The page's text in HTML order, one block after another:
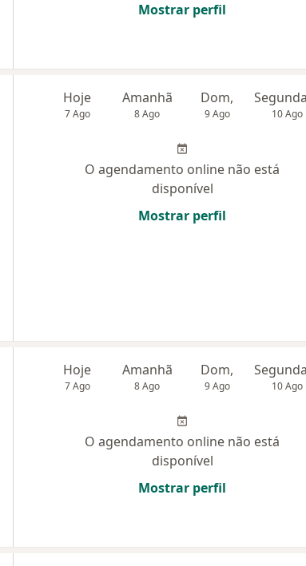
Mostrar perfil
Hoje
7 Ago
Amanhã
8 Ago
Dom,
9 Ago 10 Ago
O agendamento online não está
disponível
Mostrar perfil
Hoje
7 Ago
Amanhã
8 Ago
Dom,
9 Ago 10 Ago
O agendamento online não está
disponível
Mostrar perfil